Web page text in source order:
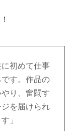
初めて仕事
す。作品の
り、奮闘す
を届けられ
」